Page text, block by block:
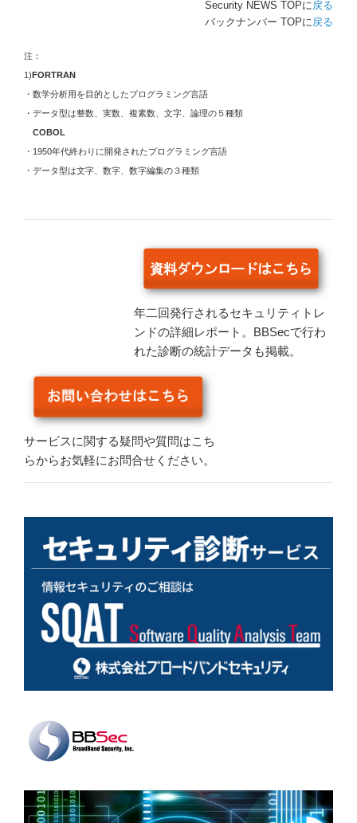
Security NEWS TOPに 戻る
バックナンバー TOPに 戻る
注：
1) FORTRAN
・数学分析用を目的としたプログラミング言語
・データ型は整数、実数、複素数、文字、論理の５種類
COBOL
・1950年代終わりに開発されたプログラミング言語
・データ型は文字、数字、数字編集の３種類
年二回発行されるセキュリティトレ
ンドの詳細レポート。BBSecで行わ
れた診断の統計データも掲載。
サービスに関する疑問や質問はこち
らからお気軽にお問合せください。